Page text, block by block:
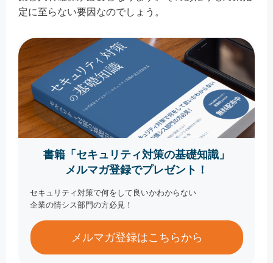
定に至らない要因なのでしょう。
書籍「セキュリティ対策の基礎知識」
メルマガ登録でプレゼント！
セキュリティ対策で何をして良いかわからない
企業の情シス部門の方必見！
メルマガ登録はこちらから